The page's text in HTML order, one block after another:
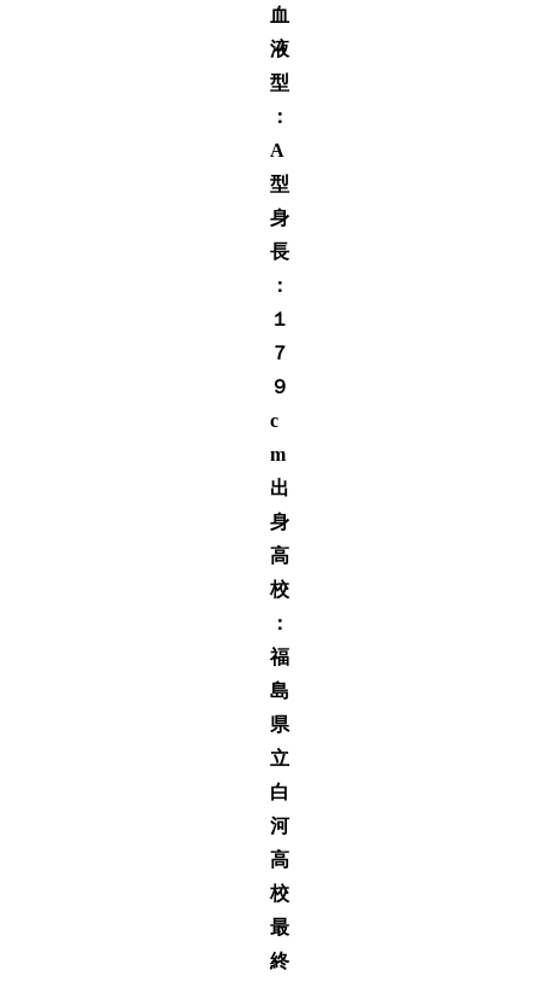
血
液
型
：
A
型
身
長
：
１
７
９
c
m
出
身
高
校
：
福
島
県
立
白
河
高
校
最
終